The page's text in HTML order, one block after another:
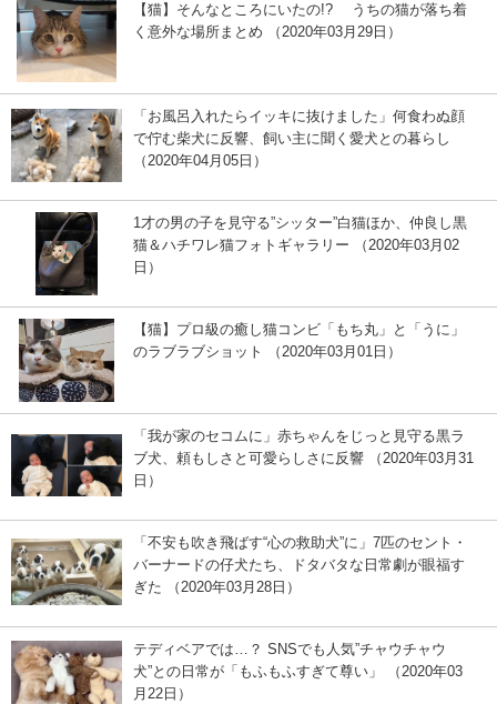
【猫】そんなところにいたの!? うちの猫が落ち着
く意外な場所まとめ （2020年03月29日）
「お風呂入れたらイッキに抜けました」何食わぬ顔
で佇む柴犬に反響、飼い主に聞く愛犬との暮らし
（2020年04月05日）
1才の男の子を見守る”シッター”白猫ほか、仲良し黒
猫＆ハチワレ猫フォトギャラリー （2020年03月02
日）
【猫】プロ級の癒し猫コンビ「もち丸」と「うに」
のラブラブショット （2020年03月01日）
「我が家のセコムに」赤ちゃんをじっと見守る黒ラ
ブ犬、頼もしさと可愛らしさに反響 （2020年03月31
日）
「不安も吹き飛ばす“心の救助犬”に」7匹のセント・
バーナードの仔犬たち、ドタバタな日常劇が眼福す
ぎた （2020年03月28日）
テディベアでは…？ SNSでも人気”チャウチャウ
犬”との日常が「もふもふすぎて尊い」 （2020年03
月22日）